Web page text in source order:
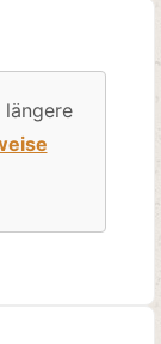
längere